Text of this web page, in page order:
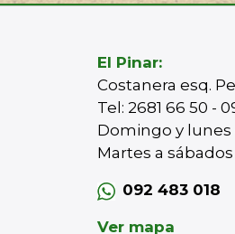
El Pinar:
Costanera esq.
Tel: 2681 66 50 -
Domingo y lunes
Martes a sábados
092 483 018
Ver mapa